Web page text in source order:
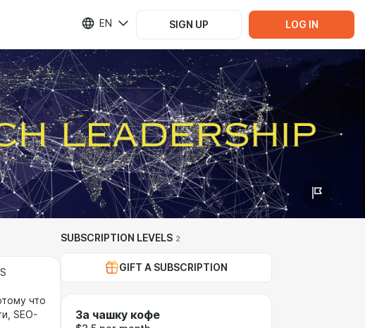
EN SIGN UP LOG IN
что
SEO-
SUBSCRIPTION LEVELS 2
GIFT A SUBSCRIPTION
За чашку кофе